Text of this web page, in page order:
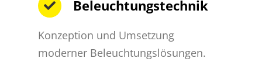
Beleuchtungstechnik
Konzeption und Umsetzung
moderner Beleuchtungslösungen.